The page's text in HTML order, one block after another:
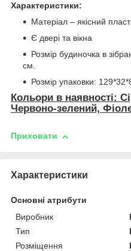
Характеристики:
Матеріал – якісний
Є двері та вікна
Розмір будиночка в
см.
Розмір упаковки:
Кольори в наявності:
Червоно-зелений,
Приховати
Характеристики
Основні атрибути
Виробник
Тип
Розміщення